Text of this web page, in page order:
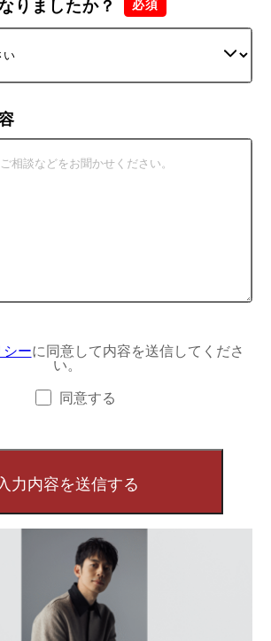
りましたか？
シーに同意して内容を送信してくださ
い。
同意する